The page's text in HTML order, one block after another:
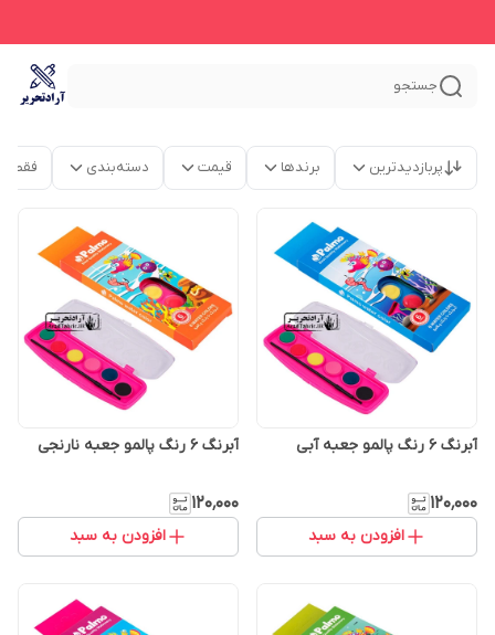
جستجو
پربازدیدترین برندها قیمت دسته‌بندی فقط
آبرنگ 6 رنگ پالمو جعبه آبی
۱۲۰٬۰۰۰
افزودن به سبد
آبرنگ 6 رنگ پالمو جعبه نارنجی
۱۲۰٬۰۰۰
افزودن به سبد